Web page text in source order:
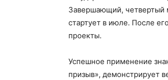
Завершающий, четвертый
стартует в июле. После
проекты.
Успешное применение
призыв», демонстрирует